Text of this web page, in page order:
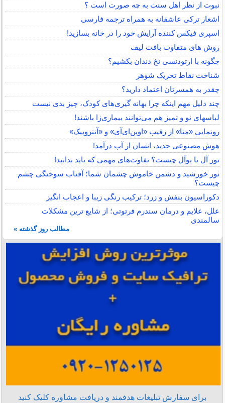
نبوت از نظر اهل سنت به چه صورت است ؟
اشعار ترکی عاشقانه به همراه ترجمه فارسی
اسپری فیکس کننده آرایش خود را در خانه بسازید!
روش های متفاوت بافت لیف
چگونه با ارتودنسی نخ دندان بکشیم؟
شناخت نقاط تحریک شوهر
چقدر به همسرتان اعتماد دارید؟
چند دلیل مهم اینکه چرا بهانه گیری‌های کودک، چیز بدی نیست
لباس‎های نو و تمیز هم می‌توانند بیماری‌زا باشند!
رونمایی «متا» از رقیب «اوپن‌ای‌آی» و «آنتروپیک»
هوش مصنوعی جدید، انسان از آب درآمد!
تور آل یا یوآل چیست؟ تفاوت‌های مهمی که باید بدانید!
نور خورشید و دشمن خاموش چشمان شما؛ آفتاب سوختگی چشم
چیست؟
دکوراسیون بنفش و زرد؛ ترکیب رنگی زیبا و اعجاب انگیز
علل، علایم و درمان سندرم فرتوتی؛ از شایع ترین مشکلات
سالمندی
مطالب روز گذشته »
برای سفارش تبلیغات هدفمند و دریافت مشاوره کلیک کنید